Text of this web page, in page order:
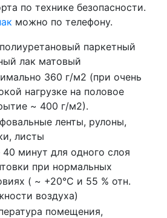
по технике безопасности.
можно по телефону.
паркетный
лак матовый
360 г/м2 (при очень
нагрузке на половое
~ 400 г/м2).
ленты, рулоны,
листы
40 минут для одного слоя
при нормальных
( ~ +20°C и 55 % отн.
воздуха)
помещения,